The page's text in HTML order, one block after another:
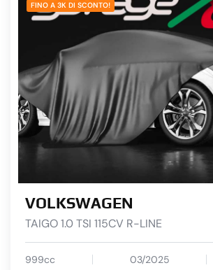
FINO A 3K DI SCONTO!
VOLKSWAGEN
TAIGO 1.0 TSI 115CV R-LINE
999cc 03/2025